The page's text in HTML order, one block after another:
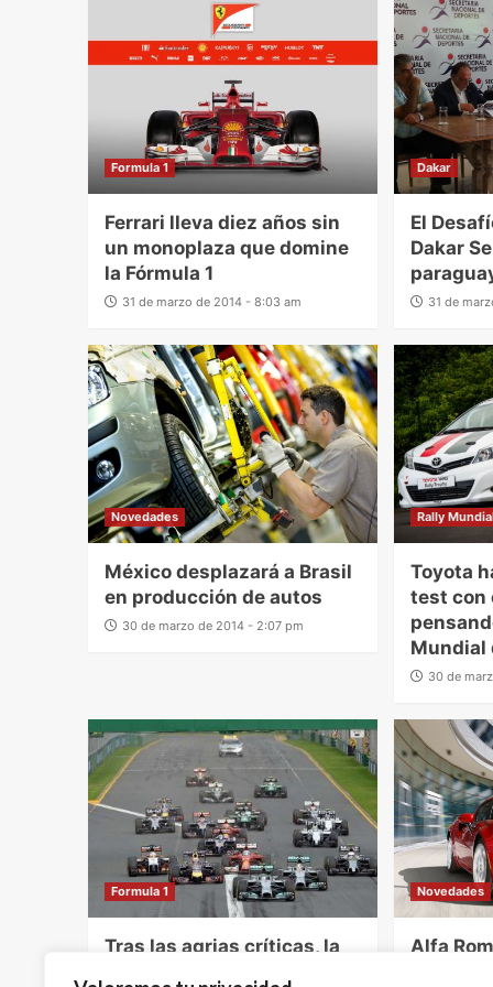
Formula 1
Ferrari lleva diez años sin
un monoplaza que domine
la Fórmula 1
31 de marzo de 2014 - 8:03 am
Dakar
El
Dakar
31 de
Novedades
México desplazará a Brasil
en producción de autos
30 de marzo de 2014 - 2:07 pm
Rally
Toyota
test con
Mundial
30 de
Formula 1
Tras las agrias críticas, la
Novedades
Alfa